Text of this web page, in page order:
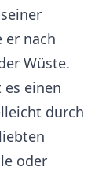
er nach
Wüste.
einen
durch
oder